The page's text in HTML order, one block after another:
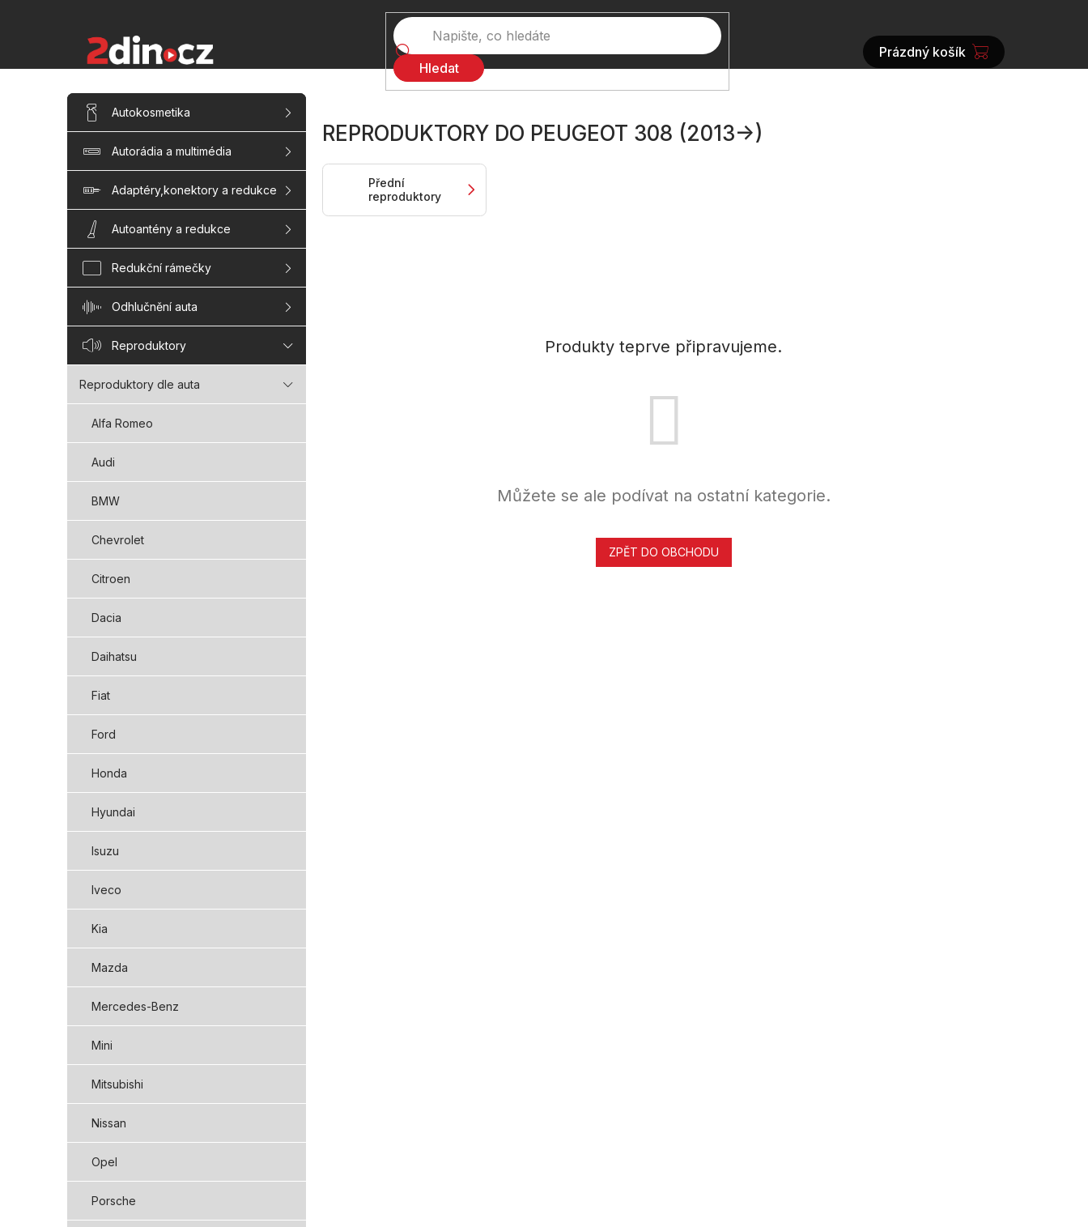
Hledat
NÁKUPNÍ
Prázdný košík
P
s
r
n
í
l
Přeskočit
kategorieAutokosmetika
Autorádia a multimédia
Adaptéry,konektory a redukce
Autoantény a redukce
Redukční rámečky
Odhlučnění auta
Reproduktory
Reproduktory dle auta
Alfa Romeo
Audi
BMW
Chevrolet
Citroen
Dacia
Daihatsu
Fiat
Ford
Honda
Hyundai
Isuzu
Iveco
Kia
Mazda
Mercedes-Benz
Mini
Mitsubishi
Nissan
Opel
Porsche
REPRODUKTORY DO PEUGEOT 308 (2013->)
Přední
reproduktory
Produkty teprve připravujeme.
Můžete se ale podívat na ostatní kategorie.
ZPĚT DO OBCHODU